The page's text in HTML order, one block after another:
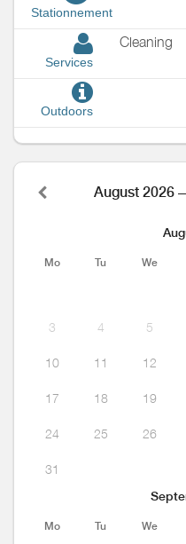
Stationnement
Services
Cleaning
Outdoors
August 2026
Mo Tu We
3 4 5
10 11 12
17 18 19
24 25 26
31
Mo Tu We